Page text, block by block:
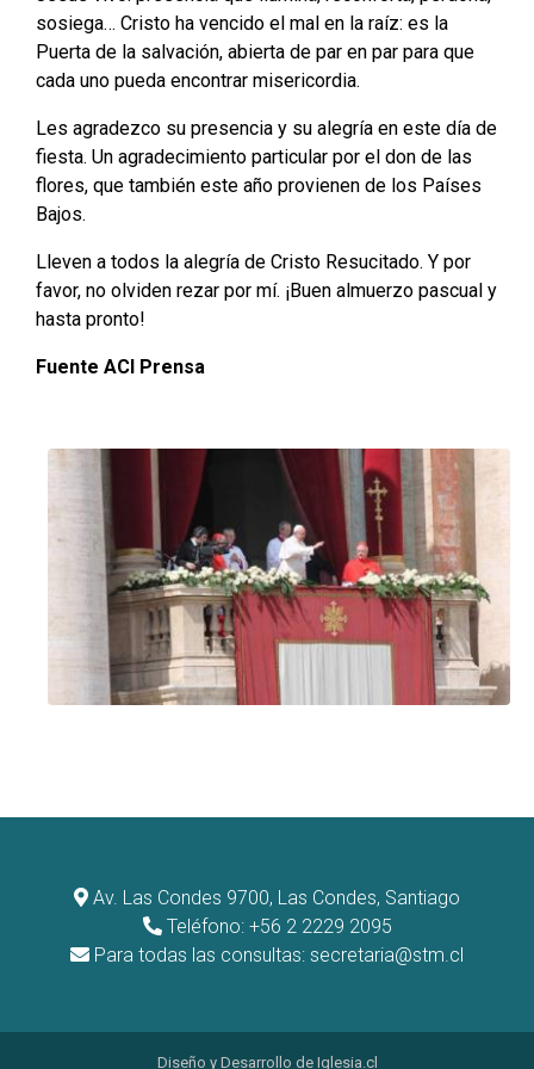
sosiega… Cristo ha vencido el mal en la raíz: es la
Puerta de la salvación, abierta de par en par para que
cada uno pueda encontrar misericordia.
Les agradezco su presencia y su alegría en este día de
fiesta. Un agradecimiento particular por el don de las
flores, que también este año provienen de los Países
Bajos.
Lleven a todos la alegría de Cristo Resucitado. Y por
favor, no olviden rezar por mí. ¡Buen almuerzo pascual y
hasta pronto!
Fuente ACI Prensa
Av. Las Condes 9700, Las Condes, Santiago
Teléfono: +56 2 2229 2095
Para todas las consultas: secretaria@stm.cl
Diseño y Desarrollo de Iglesia.cl